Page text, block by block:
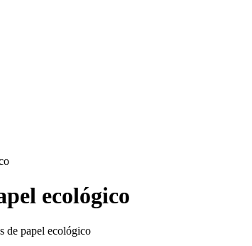
ecológico
de papel ecológico